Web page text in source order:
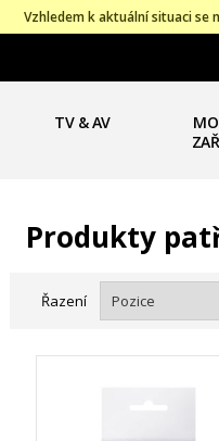
Vzhledem k aktuální situaci se
TV & AV
Produkty
Řazení